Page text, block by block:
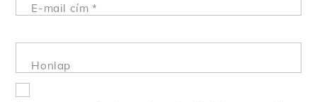
E-mail cím*
Honlap